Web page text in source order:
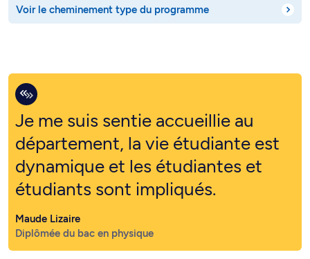
Voir le cheminement type du programme
Je me suis sentie accueillie au
département, la vie étudiante est
dynamique et les étudiantes et
étudiants sont impliqués.
Maude Lizaire
Diplômée du bac en physique